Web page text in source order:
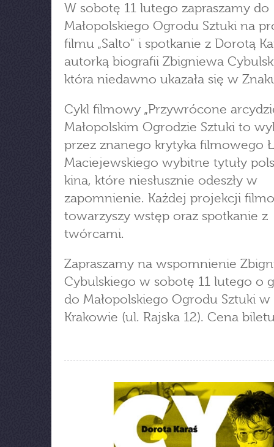
W sobotę 11 lutego zapraszamy do
Małopolskiego Ogrodu Sztuki na
filmu „Salto" i spotkanie z Dorotą
autorką biografii Zbigniewa
która niedawno ukazała się w
Cykl filmowy „Przywrócone
Małopolskim Ogrodzie Sztuki to
przez znanego krytyka filmowego
Maciejewskiego wybitne tytuły
kina, które niesłusznie odeszły w
zapomnienie. Każdej projekcji
towarzyszy wstęp oraz spotkanie z
twórcami.
Zapraszamy na wspomnienie
Cybulskiego w sobotę 11 lutego o
do Małopolskiego Ogrodu Sztuki w
Krakowie (ul. Rajska 12). Cena